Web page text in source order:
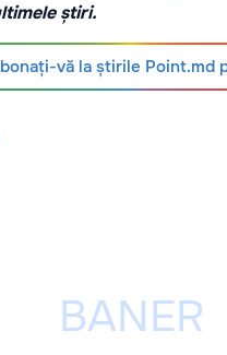
știri.
vă la știrile Point.md